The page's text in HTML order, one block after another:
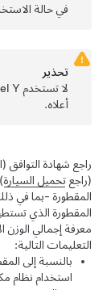
في حالة الاستخدام
تحذير
لا تستخدمY
أعلاه.
شهادة التوافق
(راجعتحميل السيارة) أو
المقطورة -بما في
المقطورة الذي تستطيع
معرفة إجمالي الوزن
التعليمات التالية:
استخدام نظام